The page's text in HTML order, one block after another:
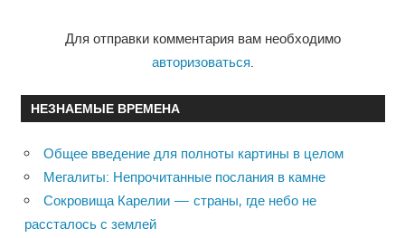
Для отправки комментария вам необходимо
авторизоваться.
НЕЗНАЕМЫЕ ВРЕМЕНА
Общее введение для полноты картины в целом
Мегалиты: Непрочитанные послания в камне
Сокровища Карелии — страны, где небо не
рассталось с землей